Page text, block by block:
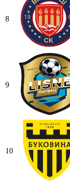
8
9
10